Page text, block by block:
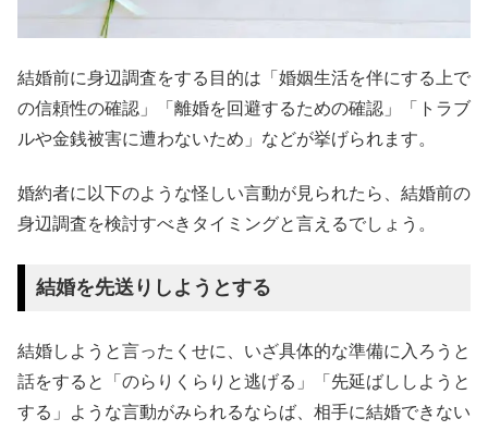
結婚前に身辺調査をする目的は「婚姻生活を伴にする上で
の信頼性の確認」「離婚を回避するための確認」「トラブ
ルや金銭被害に遭わないため」などが挙げられます。
婚約者に以下のような怪しい言動が見られたら、結婚前の
身辺調査を検討すべきタイミングと言えるでしょう。
結婚を先送りしようとする
結婚しようと言ったくせに、いざ具体的な準備に入ろうと
話をすると「のらりくらりと逃げる」「先延ばししようと
する」ような言動がみられるならば、相手に結婚できない